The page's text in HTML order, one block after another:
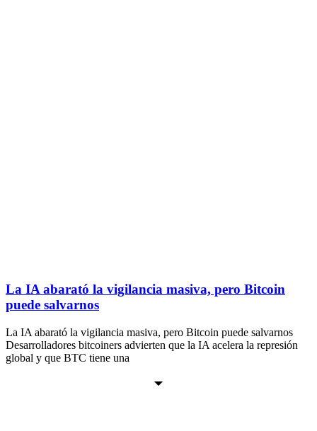
La IA abarató la vigilancia masiva, pero Bitcoin
puede salvarnos
La IA abarató la vigilancia masiva, pero Bitcoin puede salvarnos
Desarrolladores bitcoiners advierten que la IA acelera la represión
global y que BTC tiene una